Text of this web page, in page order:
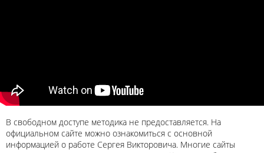
В свободном доступе методика не предоставляется. На
официальном сайте можно ознакомиться с основной
информацией о работе Сергея Викторовича. Многие сайты